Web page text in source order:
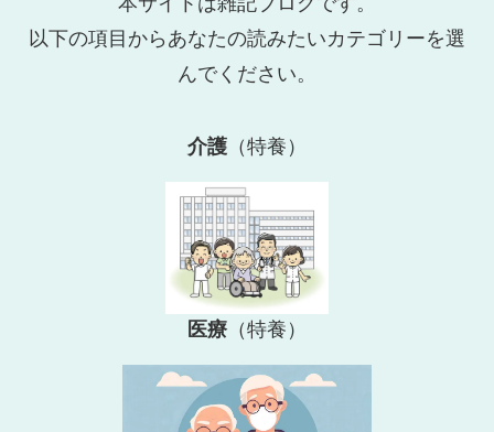
以下の項目からあなたの読みたいカテゴリーを選
んでください。
介護 （特養）
医療 （特養）